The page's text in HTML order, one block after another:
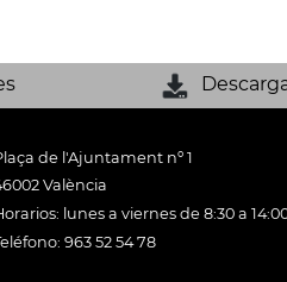
de l'Ajuntament nº 1
València
lunes a viernes de 8:30 a
963 52 54 78